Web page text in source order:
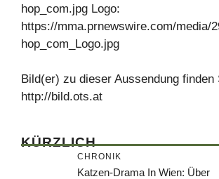
hop_com.jpg Logo:
https://mma.prnewswire.com/media/
hop_com_Logo.jpg
Bild(er) zu dieser Aussendung finden
http://bild.ots.at
KÜRZLICH
CHRONIK
Katzen-Drama In Wien: Über